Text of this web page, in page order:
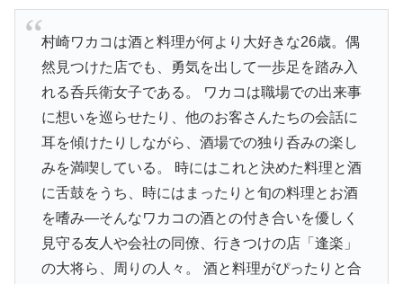
村崎ワカコは酒と料理が何より大好きな26歳。偶
然見つけた店でも、勇気を出して一歩足を踏み入
れる呑兵衛女子である。 ワカコは職場での出来事
に想いを巡らせたり、他のお客さんたちの会話に
耳を傾けたりしながら、酒場での独り呑みの楽し
みを満喫している。 時にはこれと決めた料理と酒
に舌鼓をうち、時にはまったりと旬の料理とお酒
を嗜み―そんなワカコの酒との付き合いを優しく
見守る友人や会社の同僚、行きつけの店「逢楽」
の大将ら、周りの人々。 酒と料理がぴったりと合